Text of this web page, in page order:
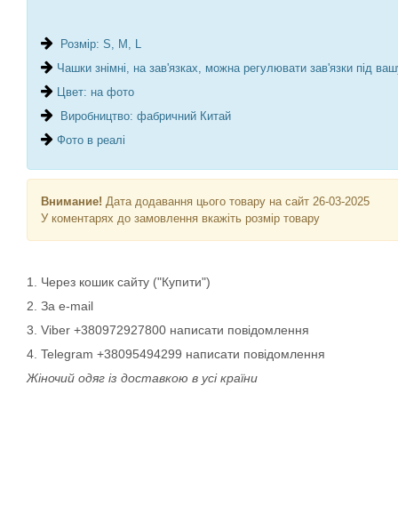
Розмір: S, M, L
Чашки знімні, на зав'язках, можна регулювати зав'язки під
Цвет: на фото
Виробництво: фабричний Китай
Фото в реалі
Внимание! Дата додавання цього товару на сайт 26-03-2025
У коментарях до замовлення вкажіть розмір товару
1. Через кошик сайту ("Купити")
2. За e-mail
3. Viber +380972927800 написати повідомлення
4. Telegram +38095494299 написати повідомлення
Жіночий одяг із доставкою в усі країни